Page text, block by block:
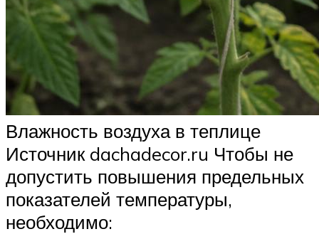
Влажность воздуха в теплице
Источник dachadecor.ru Чтобы не
допустить повышения предельных
показателей температуры,
необходимо: